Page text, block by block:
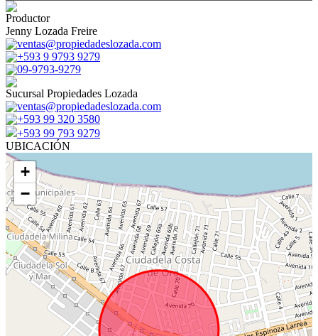
Productor
Jenny Lozada Freire
ventas@propiedadeslozada.com
+593 9 9793 9279
09-9793-9279
Sucursal Propiedades Lozada
ventas@propiedadeslozada.com
+593 99 320 3580
+593 99 793 9279
UBICACIÓN
+
−